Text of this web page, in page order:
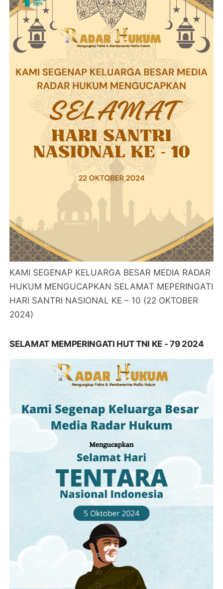
KAMI SEGENAP KELUARGA BESAR MEDIA RADAR
HUKUM MENGUCAPKAN SELAMAT MEPERINGATI
HARI SANTRI NASIONAL KE – 10 (22 OKTOBER
2024)
SELAMAT MEMPERINGATI HUT TNI KE - 79 2024